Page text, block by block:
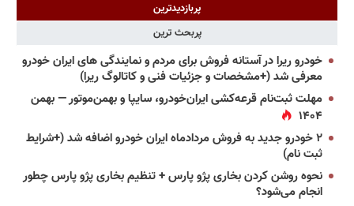
پربازدیدترین
پربحث ترین
خودرو ریرا در آستانه فروش برای مردم و نمایندگی های ایران خودرو
معرفی شد (+مشخصات و جزئیات فنی و کاتالوگ ریرا)
مهلت ثبت‌نام قرعه‌کشی ایران‌خودرو، سایپا و بهمن‌موتور — بهمن
۱۴۰۴
۲ خودرو جدید به فروش مردادماه ایران خودرو اضافه شد (+شرایط
ثبت نام)
نحوه روشن کردن بخاری پژو پارس + تنظیم بخاری پژو پارس چطور
انجام می‌شود؟